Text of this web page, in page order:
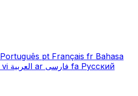
Português pt Français fr Bahasa
vi العربية ar فارسی fa Русский